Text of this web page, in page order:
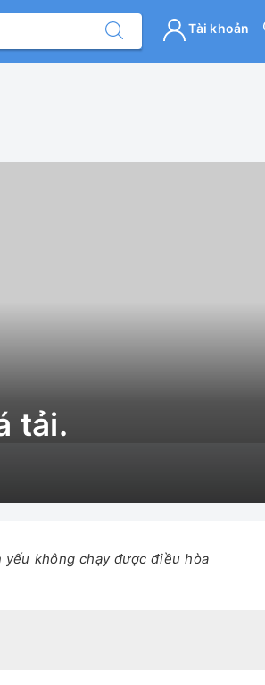
Tài khoản
tải.
không chạy được điều hòa